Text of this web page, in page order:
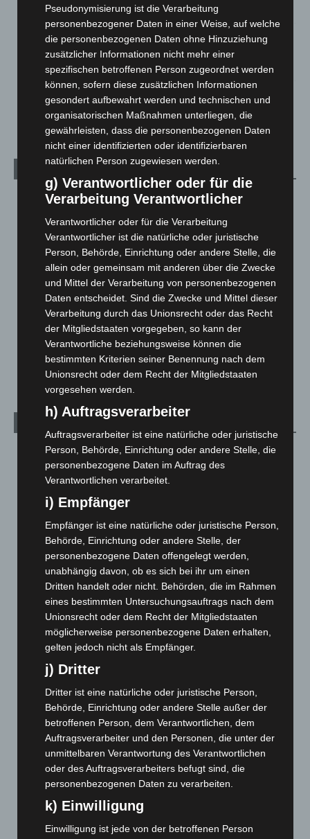
5. August 2026
Gasleitung bei McDonald’s-Umbau in Langenhagen
beschädigt
5. August 2026
Anklage nach Abschaltung von „Archetyp Market“ erhoben
3. August 2026
Blaulicht
Corona-News
Hannover und Region
Langenhagen und Ortsteile
3.250
Leserbriefe
Menschen
Über uns
Veranstaltungen
August 2026 (12)
Juli 2026
Juni 2026(139)
April 2026(99)
März 2026(115)
Februar 2026(109)
Januar 2026(122)
Dezember 2025(103)
November 2025(114)
Oktober 2025
September 2025
August 2025
(90)
Juli 2025(90)
Juni 2025(103)
Mai 2025(112)
April 2025(88)
März 2025(111)
Februar 2025(96)
Pseudonymisierung ist die Verarbeitung
personenbezogener Daten in einer Weise, auf welche
die personenbezogenen Daten ohne Hinzuziehung
zusätzlicher Informationen nicht mehr einer
spezifischen betroffenen Person zugeordnet werden
können, sofern diese zusätzlichen Informationen
gesondert aufbewahrt werden und technischen und
organisatorischen Maßnahmen unterliegen, die
gewährleisten, dass die personenbezogenen Daten
nicht einer identifizierten oder identifizierbaren
natürlichen Person zugewiesen werden.
g) Verantwortlicher oder für die
Verarbeitung Verantwortlicher
Verantwortlicher oder für die Verarbeitung
Verantwortlicher ist die natürliche oder juristische
Person, Behörde, Einrichtung oder andere Stelle, die
allein oder gemeinsam mit anderen über die Zwecke
und Mittel der Verarbeitung von personenbezogenen
Daten entscheidet. Sind die Zwecke und Mittel dieser
Verarbeitung durch das Unionsrecht oder das Recht
der Mitgliedstaaten vorgegeben, so kann der
Verantwortliche beziehungsweise können die
bestimmten Kriterien seiner Benennung nach dem
Unionsrecht oder dem Recht der Mitgliedstaaten
vorgesehen werden.
h) Auftragsverarbeiter
Auftragsverarbeiter ist eine natürliche oder juristische
Person, Behörde, Einrichtung oder andere Stelle, die
personenbezogene Daten im Auftrag des
Verantwortlichen verarbeitet.
i) Empfänger
Empfänger ist eine natürliche oder juristische Person,
Behörde, Einrichtung oder andere Stelle, der
personenbezogene Daten offengelegt werden,
unabhängig davon, ob es sich bei ihr um einen
Dritten handelt oder nicht. Behörden, die im Rahmen
eines bestimmten Untersuchungsauftrags nach dem
Unionsrecht oder dem Recht der Mitgliedstaaten
möglicherweise personenbezogene Daten erhalten,
gelten jedoch nicht als Empfänger.
j) Dritter
Dritter ist eine natürliche oder juristische Person,
Behörde, Einrichtung oder andere Stelle außer der
betroffenen Person, dem Verantwortlichen, dem
Auftragsverarbeiter und den Personen, die unter der
unmittelbaren Verantwortung des Verantwortlichen
oder des Auftragsverarbeiters befugt sind, die
personenbezogenen Daten zu verarbeiten.
k) Einwilligung
Einwilligung ist jede von der betroffenen Person